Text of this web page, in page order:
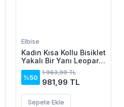
Elbise
Kadın Kısa Kollu Bisiklet
Yakalı Bir Yanı Leopar
Detaylı Uzun Viskon
Elbise
%50
1.963,99 TL
981,99 TL
Sepete Ekle